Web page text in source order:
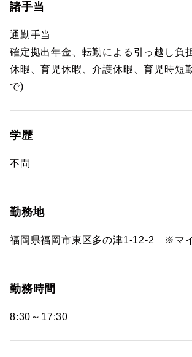
諸手当
通勤手当
確定拠出年金、転勤による引っ越し負
休暇、育児休暇、介護休暇、育児時短
で)
学歴
不問
勤務地
福岡県福岡市東区多の津1-12-2 ※マ
勤務時間
8:30～17:30